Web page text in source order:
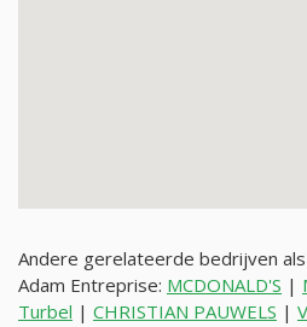
Andere gerelateerde bedrijven
Adam Entreprise: MCDONALD'S |
Turbel | CHRISTIAN PAUWELS |